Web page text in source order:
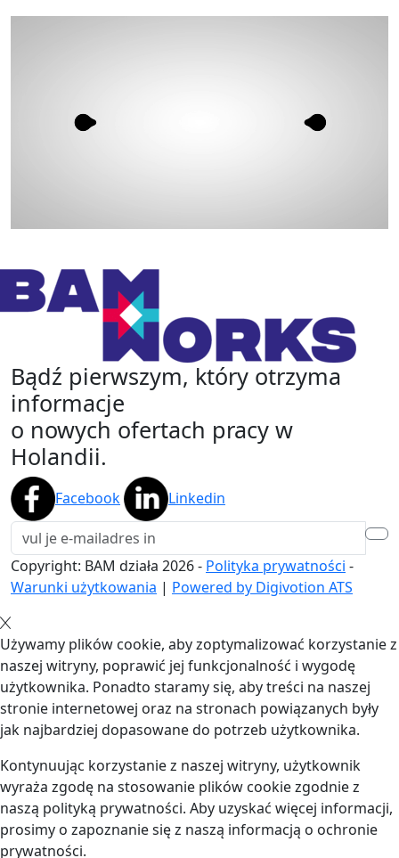
Bądź pierwszym, który otrzyma
informacje
o nowych ofertach pracy w
Holandii.
Facebook Linkedin
Copyright: BAM działa 2026- Polityka prywatności -
Warunki użytkowania | Powered by Digivotion ATS
Używamy plików cookie, aby zoptymalizować korzystanie z
naszej witryny, poprawić jej funkcjonalność i wygodę
użytkownika. Ponadto staramy się, aby treści na naszej
stronie internetowej oraz na stronach powiązanych były
jak najbardziej dopasowane do potrzeb użytkownika.
Kontynuując korzystanie z naszej witryny, użytkownik
wyraża zgodę na stosowanie plików cookie zgodnie z
naszą polityką prywatności. Aby uzyskać więcej informacji,
prosimy o zapoznanie się z naszą informacją o ochronie
prywatności.